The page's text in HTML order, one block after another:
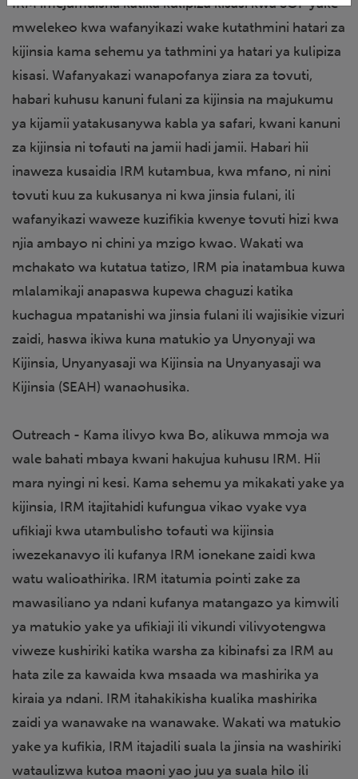
mwelekeo kwa wafanyikazi wake kutathmini hatari za
kijinsia kama sehemu ya tathmini ya hatari ya kulipiza
kisasi. Wafanyakazi wanapofanya ziara za tovuti,
habari kuhusu kanuni fulani za kijinsia na majukumu
ya kijamii yatakusanywa kabla ya safari, kwani kanuni
za kijinsia ni tofauti na jamii hadi jamii. Habari hii
inaweza kusaidia IRM kutambua, kwa mfano, ni nini
tovuti kuu za kukusanya ni kwa jinsia fulani, ili
wafanyikazi waweze kuzifikia kwenye tovuti hizi kwa
njia ambayo ni chini ya mzigo kwao. Wakati wa
mchakato wa kutatua tatizo, IRM pia inatambua kuwa
mlalamikaji anapaswa kupewa chaguzi katika
kuchagua mpatanishi wa jinsia fulani ili wajisikie vizuri
zaidi, haswa ikiwa kuna matukio ya Unyonyaji wa
Kijinsia, Unyanyasaji wa Kijinsia na Unyanyasaji wa
Kijinsia (SEAH) wanaohusika.
Outreach - Kama ilivyo kwa Bo, alikuwa mmoja wa
wale bahati mbaya kwani hakujua kuhusu IRM. Hii
mara nyingi ni kesi. Kama sehemu ya mikakati yake ya
kijinsia, IRM itajitahidi kufungua vikao vyake vya
ufikiaji kwa utambulisho tofauti wa kijinsia
iwezekanavyo ili kufanya IRM ionekane zaidi kwa
watu walioathirika. IRM itatumia pointi zake za
mawasiliano ya ndani kufanya matangazo ya kimwili
ya matukio yake ya ufikiaji ili vikundi vilivyotengwa
viweze kushiriki katika warsha za kibinafsi za IRM au
hata zile za kawaida kwa msaada wa mashirika ya
kiraia ya ndani. IRM itahakikisha kualika mashirika
zaidi ya wanawake na wanawake. Wakati wa matukio
yake ya kufikia, IRM itajadili suala la jinsia na washiriki
wataulizwa kutoa maoni yao juu ya suala hilo ili